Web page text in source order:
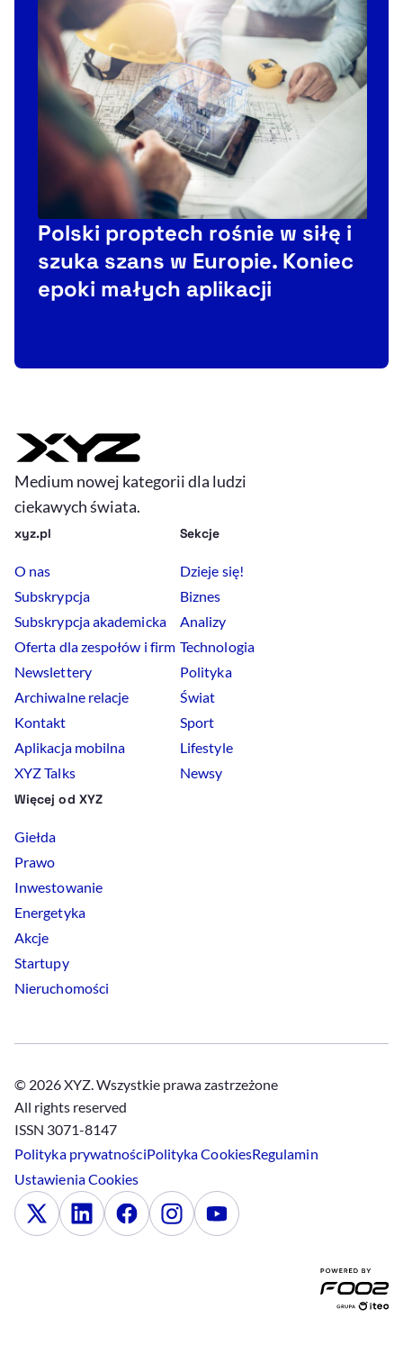
Polski proptech rośnie w siłę i
szuka szans w Europie. Koniec
epoki małych aplikacji
Medium nowej kategorii dla ludzi
ciekawych świata.
xyz.pl
O nas
Subskrypcja
Subskrypcja akademicka
Oferta dla zespołów i firm
Newslettery
Archiwalne relacje
Kontakt
Aplikacja mobilna
XYZ Talks
Sekcje
Dzieje się!
Biznes
Analizy
Technologia
Polityka
Świat
Sport
Lifestyle
Newsy
Więcej od XYZ
Giełda
Prawo
Inwestowanie
Energetyka
Akcje
Startupy
Nieruchomości
© 2026 XYZ. Wszystkie prawa zastrzeżone
All rights reserved
ISSN 3071-8147
Polityka prywatnościPolitykaCookiesRegulamin
UstawieniaCookies
x LinkedinFacebookInstagramYoutube